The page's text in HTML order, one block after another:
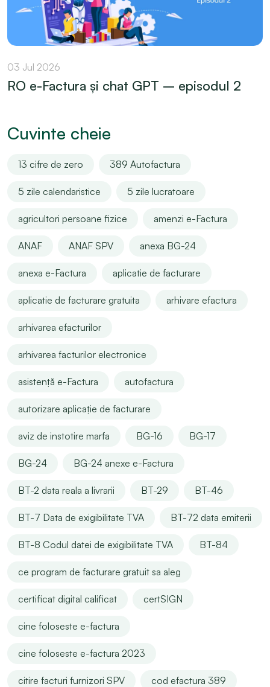
03 Jul 2026
RO e-Factura și chat GPT – episodul 2
Cuvinte cheie
13 cifre de zero 389 Autofactura
5 zile calendaristice 5 zile lucratoare
agricultori persoane fizice amenzi e-Factura
ANAF ANAF SPV anexa BG-24
anexa e-Factura aplicatie de facturare
aplicatie de facturare gratuita arhivare efactura
arhivarea efacturilor
arhivarea facturilor electronice
asistență e-Factura autofactura
autorizare aplicație de facturare
aviz de instotire marfa BG-16 BG-17
BG-24 BG-24 anexe e-Factura
BT-2 data reala a livrarii BT-29 BT-46
BT-7 Data de exigibilitate TVA BT-72 data emiterii
BT-8 Codul datei de exigibilitate TVA BT-84
ce program de facturare gratuit sa aleg
certificat digital calificat certSIGN
cine foloseste e-factura
cine foloseste e-factura 2023
citire facturi furnizori SPV cod efactura 389